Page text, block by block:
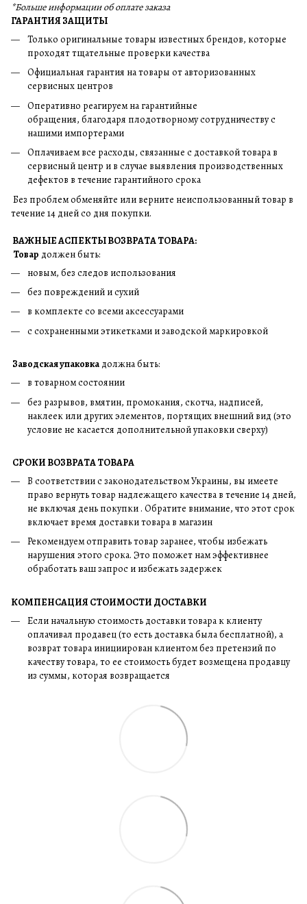
*Больше информации об оплате заказа
ГАРАНТИЯ ЗАЩИТЫ
Только оригинальные товары известных брендов, которые
проходят тщательные проверки качества
Официальная гарантия на товары от авторизованных
сервисных центров
Оперативно реагируем на гарантийные
обращения, благодаря плодотворному сотрудничеству с
нашими импортерами
Оплачиваем все расходы, связанные с доставкой товара в
сервисный центр и в случае выявления производственных
дефектов в течение гарантийного срока
Без проблем обменяйте или верните неиспользованный товар в
течение 14 дней со дня покупки.
ВАЖНЫЕ АСПЕКТЫ ВОЗВРАТА ТОВАРА:
Товар должен быть:
новым, без следов использования
без повреждений и сухий
в комплекте со всеми аксессуарами
с сохраненными этикетками и заводской маркировкой
Заводская упаковка должна быть:
в товарном состоянии
без разрывов, вмятин, промокания, скотча, надписей,
наклеек или других элементов, портящих внешний вид (это
условие не касается дополнительной упаковки сверху)
СРОКИ ВОЗВРАТА ТОВАРА
В соответствии с законодательством Украины, вы имеете
право вернуть товар надлежащего качества в течение 14 дней,
не включая день покупки . Обратите внимание, что этот срок
включает время доставки товара в магазин
Рекомендуем отправить товар заранее, чтобы избежать
нарушения этого срока. Это поможет нам эффективнее
обработать ваш запрос и избежать задержек
КОМПЕНСАЦИЯ СТОИМОСТИ ДОСТАВКИ
Если начальную стоимость доставки товара к клиенту
оплачивал продавец (то есть доставка была бесплатной), а
возврат товара инициирован клиентом без претензий по
качеству товара, то ее стоимость будет возмещена продавцу
из суммы, которая возвращается